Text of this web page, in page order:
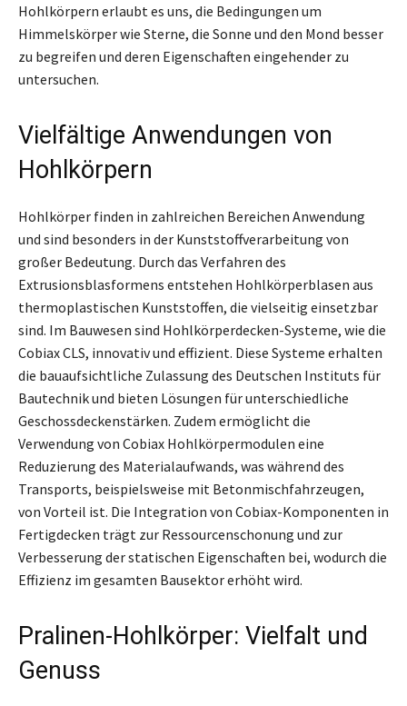
Hohlkörpern erlaubt es uns, die Bedingungen um
Himmelskörper wie Sterne, die Sonne und den Mond besser
zu begreifen und deren Eigenschaften eingehender zu
untersuchen.
Vielfältige Anwendungen von
Hohlkörpern
Hohlkörper finden in zahlreichen Bereichen Anwendung
und sind besonders in der Kunststoffverarbeitung von
großer Bedeutung. Durch das Verfahren des
Extrusionsblasformens entstehen Hohlkörperblasen aus
thermoplastischen Kunststoffen, die vielseitig einsetzbar
sind. Im Bauwesen sind Hohlkörperdecken-Systeme, wie die
Cobiax CLS, innovativ und effizient. Diese Systeme erhalten
die bauaufsichtliche Zulassung des Deutschen Instituts für
Bautechnik und bieten Lösungen für unterschiedliche
Geschossdeckenstärken. Zudem ermöglicht die
Verwendung von Cobiax Hohlkörpermodulen eine
Reduzierung des Materialaufwands, was während des
Transports, beispielsweise mit Betonmischfahrzeugen,
von Vorteil ist. Die Integration von Cobiax-Komponenten in
Fertigdecken trägt zur Ressourcenschonung und zur
Verbesserung der statischen Eigenschaften bei, wodurch die
Effizienz im gesamten Bausektor erhöht wird.
Pralinen-Hohlkörper: Vielfalt und
Genuss